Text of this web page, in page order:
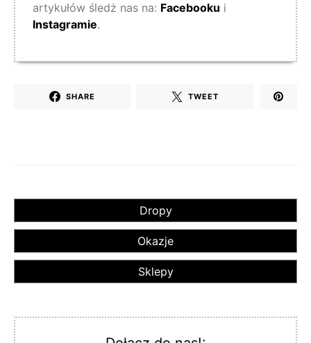
artykułów śledż nas na: Facebooku i
Instagramie.
SHARE TWEET
Dropy
Okazje
Sklepy